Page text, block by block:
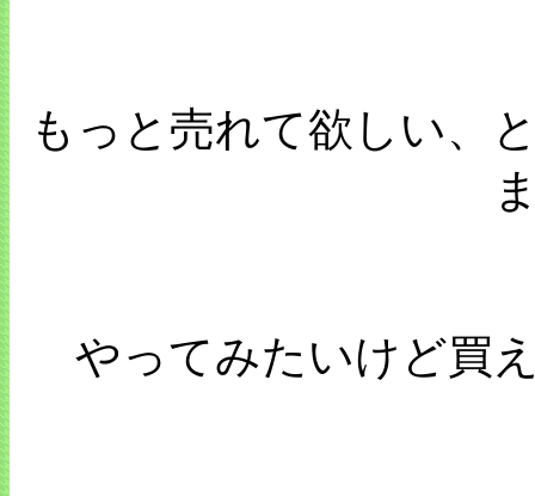
もっと売れて欲しい、
やってみたいけど買